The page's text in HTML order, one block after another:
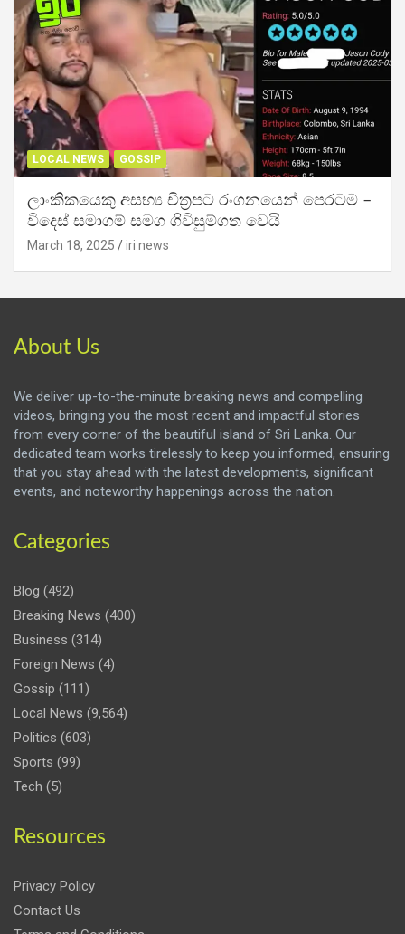
LOCAL NEWS GOSSIP
ලාංකිකයෙකු අසභ්‍ය චිත්‍රපට රංගනයෙන් පෙරටම –
විදෙස් සමාගම් සමග ගිවිසුම්ගත වෙයි
March 18, 2025 iri news
About Us
We deliver up-to-the-minute breaking news and compelling
videos, bringing you the most recent and impactful stories
from every corner of the beautiful island of Sri Lanka. Our
dedicated team works tirelessly to keep you informed, ensuring
that you stay ahead with the latest developments, significant
events, and noteworthy happenings across the nation.
Categories
Blog (492)
Breaking News (400)
Business (314)
Foreign News (4)
Gossip (111)
Local News (9,564)
Politics (603)
Sports (99)
Tech (5)
Resources
Privacy Policy
Contact Us